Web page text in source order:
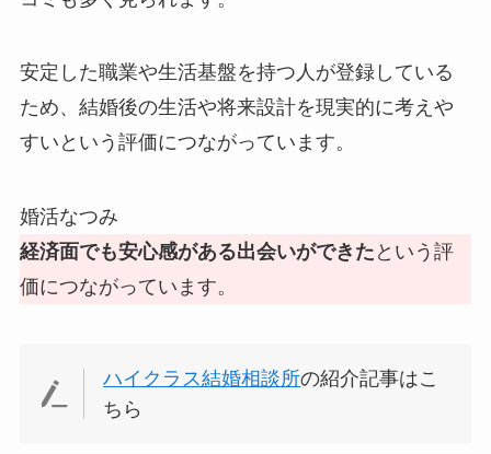
安定した職業や生活基盤を持つ人が登録している
ため、結婚後の生活や将来設計を現実的に考えや
すいという評価につながっています。
婚活なつみ
経済面でも安心感がある出会いができた という評
価につながっています。
ハイクラス結婚相談所の紹介記事はこ
ちら